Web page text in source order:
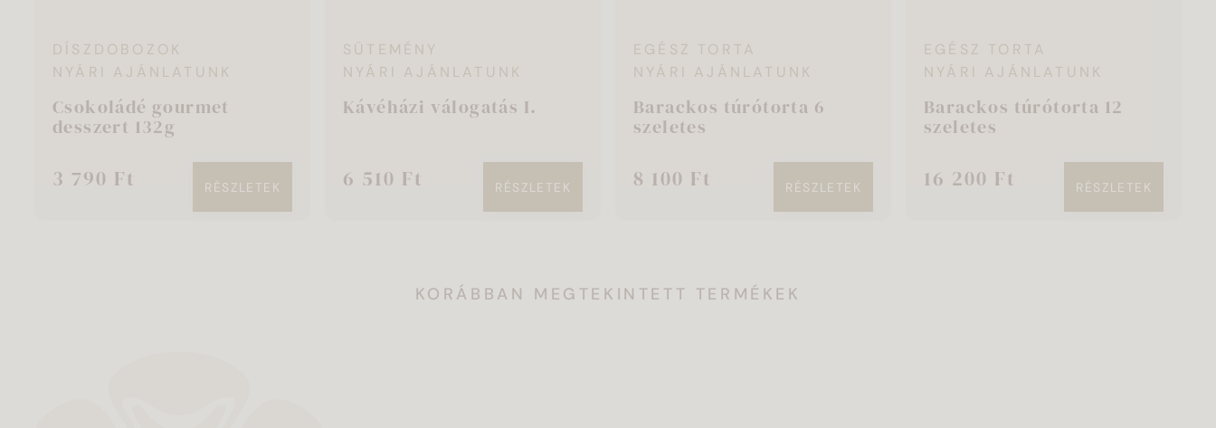
DÍSZDOBOZOK
NYÁRI AJÁNLATUNK
Csokoládé gourmet
desszert 132g
3 790 Ft RÉSZLETEK
SÜTEMÉNY
NYÁRI AJÁNLATUNK
Kávéházi válogatás I.
6 510 Ft RÉSZLETEK
EGÉSZ TORTA
NYÁRI AJÁNLATUNK
Barackos túrótorta 6
szeletes
8 100 Ft RÉSZLETEK
EGÉSZ TORTA
NYÁRI AJÁNLATUNK
Barackos túrótorta 12
szeletes
16 200 Ft RÉSZLETEK
KORÁBBAN MEGTEKINTETT TERMÉKEK